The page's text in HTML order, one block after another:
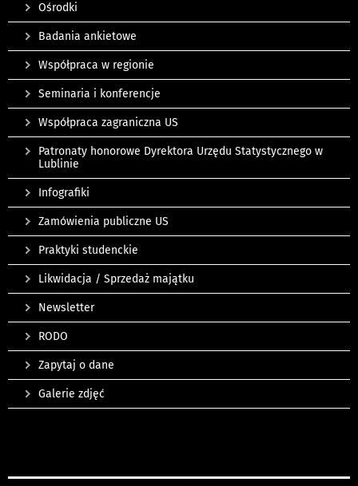
Ośrodki
Badania ankietowe
Współpraca w regionie
Seminaria i konferencje
Współpraca zagraniczna US
Patronaty honorowe Dyrektora Urzędu Statystycznego w
Lublinie
Infografiki
Zamówienia publiczne US
Praktyki studenckie
Likwidacja / Sprzedaż majątku
Newsletter
RODO
Zapytaj o dane
Galerie zdjęć